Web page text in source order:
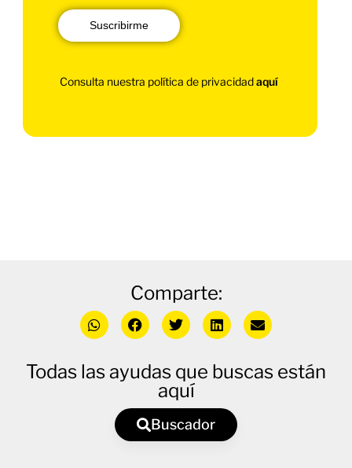
Suscribirme
Consulta nuestra política de privacidadaquí
Comparte:
Todas las ayudas que buscas están
aquí
Buscador